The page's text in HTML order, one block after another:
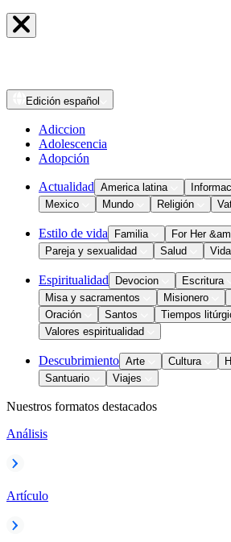
Edición español
Adiccion
Adolescencia
Adopción
Actualidad America latina
Mexico
Mundo Religión
Estilo de vida Familia
For Her
Pareja y sexualidad
Salud
Espiritualidad Devocion
Escritura
Misa y sacramentos
Misionero
Oración
Santos
Tiempos
Valores espiritualidad
Descubrimiento Arte Cultura
Santuario
Viajes
Nuestros formatos destacados
Análisis
Artículo